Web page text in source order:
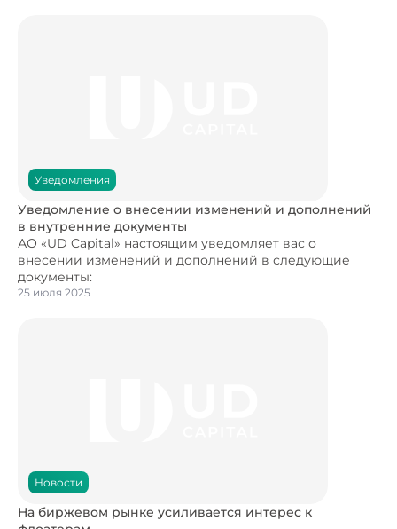
Уведомления
Уведомление о внесении изменений и дополнений
в внутренние документы
АО «UD Capital» настоящим уведомляет вас о
внесении изменений и дополнений в следующие
документы:
25 июля 2025
Новости
На биржевом рынке усиливается интерес к